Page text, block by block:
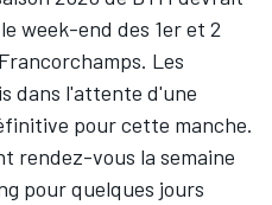
week-end des 1er et 2
Les
dans l'attente d'une
pour cette manche.
rendez-vous la semaine
pour quelques jours